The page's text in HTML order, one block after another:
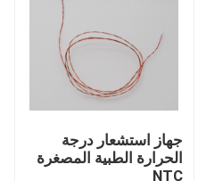
مستشعر درجة الحرارة الطبية
مستشعر درجة حرارة السطح
مستشعر درجة الحرارة NTC
جهاز استشعار درجة
الحرارة الطبية المصغرة
NTC